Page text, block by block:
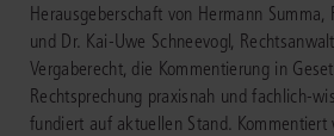
Herausgeberschaft von Hermann Summa,
und Dr. Kai-Uwe Schneevogl,
Vergaberecht, die Kommentierung in
Rechtsprechung praxisnah und fachlich-
fundiert auf aktuellen Stand. Kommentiert